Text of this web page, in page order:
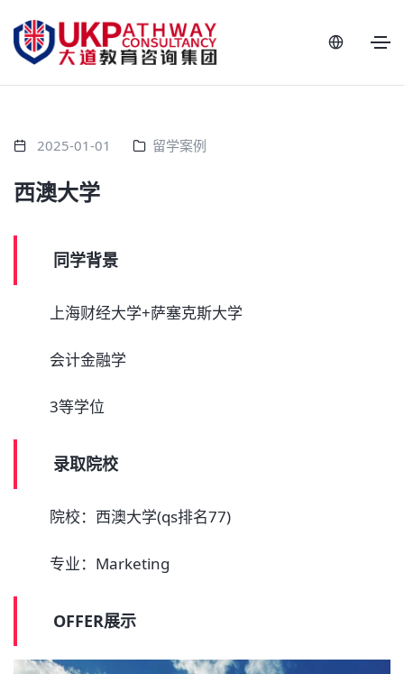
2025-01-01 留学案例
西澳大学
同学背景
上海财经大学+萨塞克斯大学
会计金融学
3等学位
录取院校
院校：西澳大学(qs排名77)
专业：Marketing
OFFER展示